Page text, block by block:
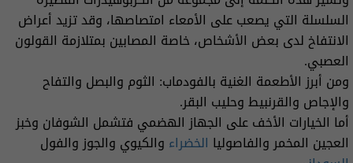
السلسلة التي يصعب على الأمعاء امتصاصها، وقد تزيد أعراض
الانتفاخ لدى بعض الأشخاص، خاصة المصابين بمتلازمة القولون
العصبي.
ومن أبرز الأطعمة الغنية بالفودماب: الثوم والبصل والتفاح
والإجاص والقرنبيط وحليب البقر.
أما الخيارات الأخف على الجهاز الهضمي فتشمل الشوفان وخبز
العجين المخمر والفاصوليا الخضراء والكيوي والجوز والفول